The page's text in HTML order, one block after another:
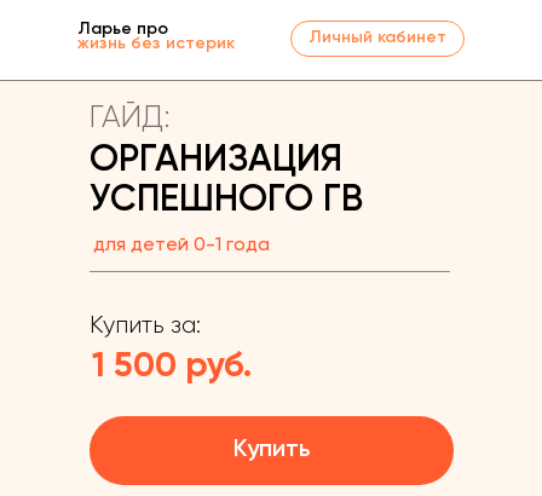
Купить
1 500 руб.
Купить за:
ОРГАНИЗАЦИЯ
УСПЕШНОГО ГВ
ГАЙД:
для детей 0-1 года
Ларье про
жизнь без истерик
Личный кабинет